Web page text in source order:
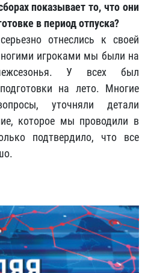
показывает то, что они
в период отпуска?
отнеслись к своей
игроками мы были на
У всех был
на лето. Многие
уточняли детали
которое мы проводили в
подтвердило, что все